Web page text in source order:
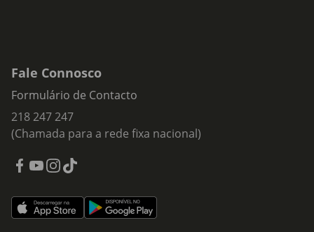
Fale Connosco
Formulário de Contacto
218 247 247
(Chamada para a rede fixa nacional)